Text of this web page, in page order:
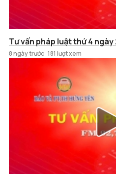
Tư vấn pháp luật thứ 4
8 ngày trước 181 lượt xem